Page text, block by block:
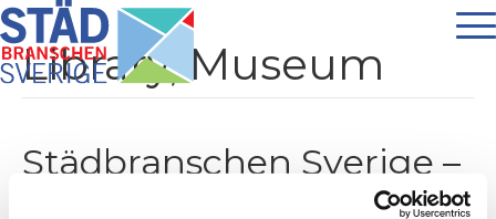
Library, Museum
Städbranschen Sverige –